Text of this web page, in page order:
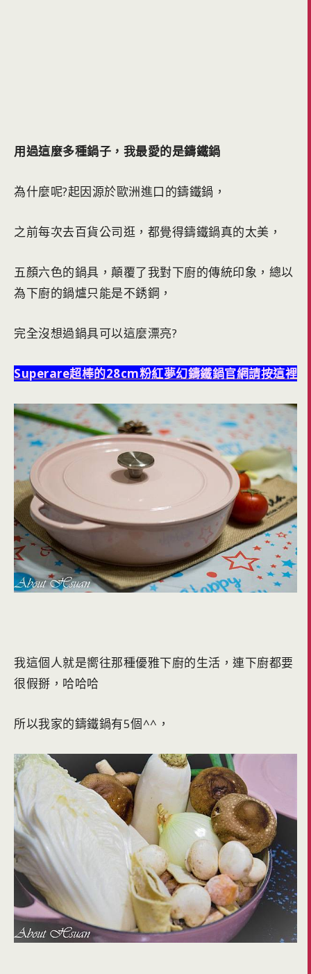
用過這麼多種鍋子，我最愛的是鑄鐵鍋
為什麼呢?起因源於歐洲進口的鑄鐵鍋，
之前每次去百貨公司逛，都覺得鑄鐵鍋真的太美，
五顏六色的鍋具，顛覆了我對下廚的傳統印象，總以
為下廚的鍋爐只能是不銹鋼，
完全沒想過鍋具可以這麼漂亮?
Superare超棒的28cm粉紅夢幻鑄鐵鍋官網請按這裡
我這個人就是嚮往那種優雅下廚的生活，連下廚都要
很假掰，哈哈哈
所以我家的鑄鐵鍋有5個^^，